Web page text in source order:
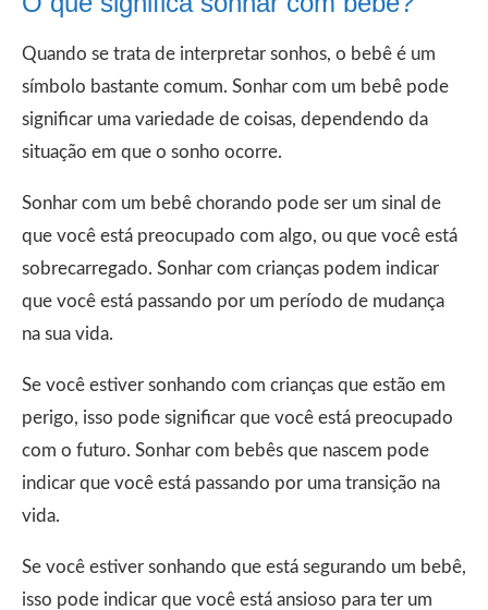
Quando se trata de interpretar sonhos, o bebê é um
símbolo bastante comum. Sonhar com um bebê pode
significar uma variedade de coisas, dependendo da
situação em que o sonho ocorre.
Sonhar com um bebê chorando pode ser um sinal de
que você está preocupado com algo, ou que você está
sobrecarregado. Sonhar com crianças podem indicar
que você está passando por um período de mudança
na sua vida.
Se você estiver sonhando com crianças que estão em
perigo, isso pode significar que você está preocupado
com o futuro. Sonhar com bebês que nascem pode
indicar que você está passando por uma transição na
vida.
Se você estiver sonhando que está segurando um bebê,
isso pode indicar que você está ansioso para ter um